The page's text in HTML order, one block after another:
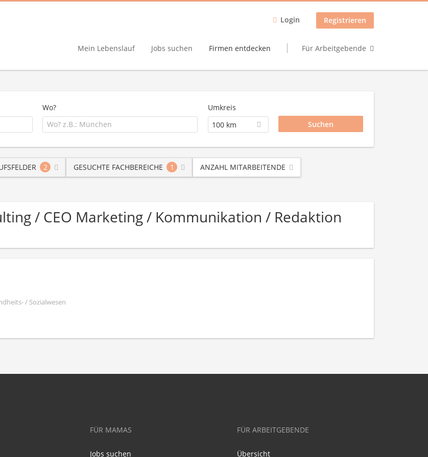
Login Registrieren
Mein Lebenslauf Jobs suchen Firmen entdecken Für Arbeitgebende
Wo?
Umkreis
100 km
2 GESUCHTE FACHBEREICHE 1 ANZAHL MITARBEITENDE
/ CEO Marketing / Kommunikation / Redaktion
/ Sozialwesen
FÜR MAMAS
Jobs suchen
FÜR ARBEITGEBENDE
Übersicht